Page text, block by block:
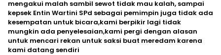
mengakui malah sambil sewot tidak mau kalah, sampai
kepsek Entin Wartini SPd sebagai pemimpin juga tidak ada
kesempatan untuk bicara,kami berpikir lagi tidak
mungkin ada penyelesaian,kami pergi dengan alasan
untuk mencari rekan untuk saksi buat meredam karena
kami datang sendiri